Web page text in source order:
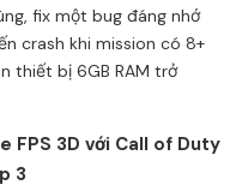
fix một bug đáng nhớ
crash khi mission có 8+
thiết bị 6GB RAM trở
FPS 3D với Call of Duty
3